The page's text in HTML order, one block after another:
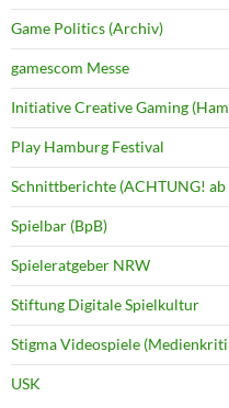
Game Politics (Archiv)
gamescom Messe
Initiative Creative Gaming
Play Hamburg Festival
Schnittberichte (ACHTUNG! ab
Spielbar (BpB)
Spieleratgeber NRW
Stiftung Digitale Spielkultur
Stigma Videospiele
USK